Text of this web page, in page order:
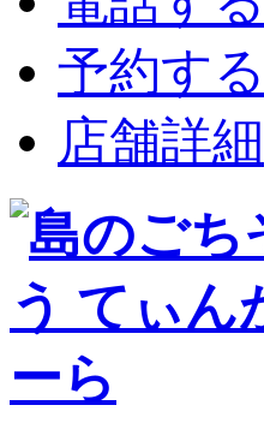
予約する
店舗詳細